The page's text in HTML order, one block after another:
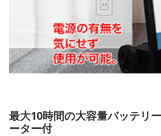
最大10時間の大容量バッテリ
ーター付